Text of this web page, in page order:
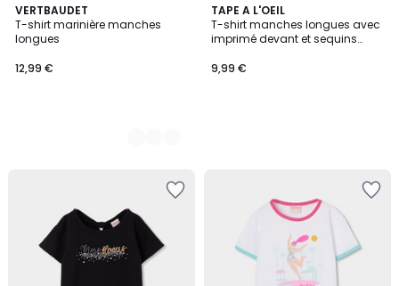
VERTBAUDET
T-shirt marinière manches
longues
12,99 €
2
Couleurs
TAPE A L'OEIL
T-shirt manches longues avec
imprimé devant et sequins
9,99 €